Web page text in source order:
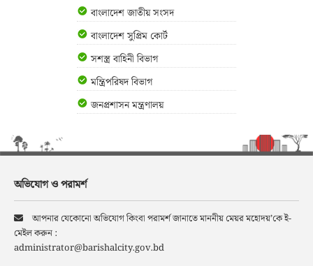
বাংলাদেশ জাতীয় সংসদ
বাংলাদেশ সুপ্রিম কোর্ট
সশস্ত্র বাহিনী বিভাগ
মন্ত্রিপরিষদ বিভাগ
জনপ্রশাসন মন্ত্রণালয়
অভিযোগ ও পরামর্শ
আপনার যেকোনো অভিযোগ কিংবা পরামর্শ জানাতে মাননীয় মেয়র মহোদয়’কে ই-
মেইল করুন :
administrator@barishalcity.gov.bd